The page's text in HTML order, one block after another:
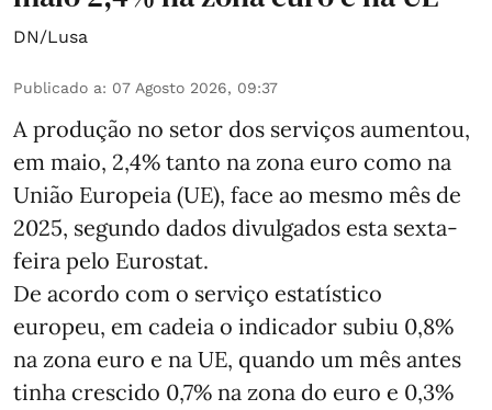
DN/Lusa
Publicado a: 07 Agosto 2026, 09:37
A produção no setor dos serviços aumentou,
em maio, 2,4% tanto na zona euro como na
União Europeia (UE), face ao mesmo mês de
2025, segundo dados divulgados esta sexta-
feira pelo Eurostat.
De acordo com o serviço estatístico
europeu, em cadeia o indicador subiu 0,8%
na zona euro e na UE, quando um mês antes
tinha crescido 0,7% na zona do euro e 0,3%